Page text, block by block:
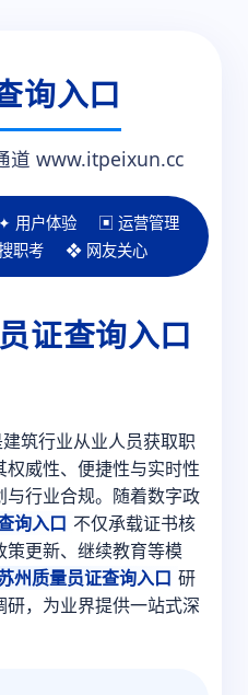
询入口
道 www.itpeixun.cc
✦ 用户体验
▣ 运营管理
职考 ❖ 网友关心
证查询入口
建筑行业从业人员获取职
威性、便捷性与实时性
行业合规。随着数字政
询入口 不仅承载证书核
更新、继续教育等模
州质量员证查询入口 研
，为业界提供一站式深